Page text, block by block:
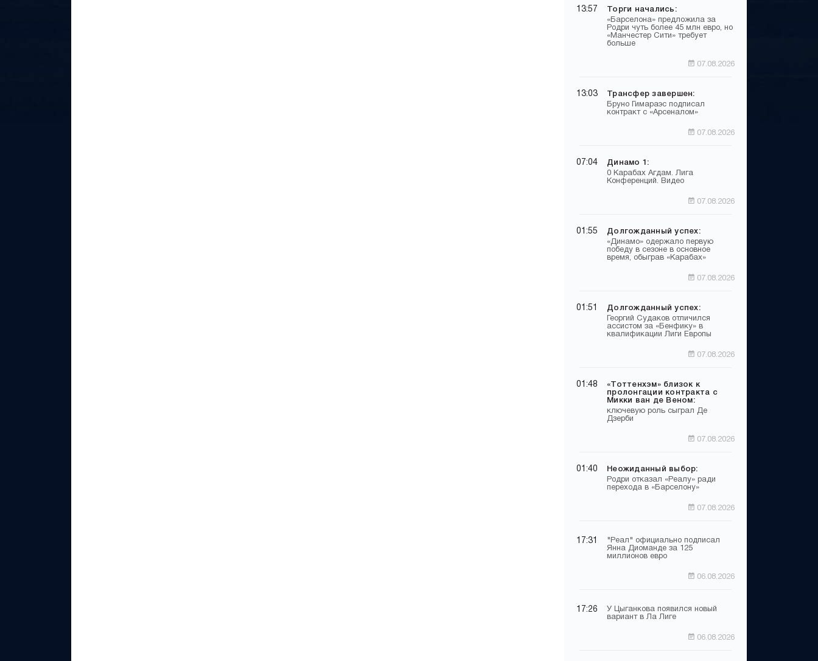
13:57 Торги начались:
«Барселона» предложила за
Родри чуть более 45 млн евро, но
«Манчестер Сити» требует
больше
07.08.2026
13:03 Трансфер завершен:
Бруно Гимараэс подписал
контракт с «Арсеналом»
07.08.2026
07:04 Динамо 1:
0 Карабах Агдам. Лига
Конференций. Видео
07.08.2026
01:55 Долгожданный успех:
«Динамо» одержало первую
победу в сезоне в основное
время, обыграв «Карабах»
07.08.2026
01:51 Долгожданный успех:
Георгий Судаков отличился
ассистом за «Бенфику» в
квалификации Лиги Европы
07.08.2026
01:48
«Тоттенхэм» близок к
пролонгации контракта с
Микки ван де Веном:
ключевую роль сыграл Де
Дзерби
07.08.2026
01:40 Неожиданный выбор:
Родри отказал «Реалу» ради
перехода в «Барселону»
07.08.2026
17:31
"Реал" официально подписал
Янна Диоманде за 125
миллионов евро
06.08.2026
17:26
У Цыганкова появился новый
вариант в Ла Лиге
06.08.2026